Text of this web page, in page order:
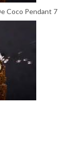
Coco Pendant 7